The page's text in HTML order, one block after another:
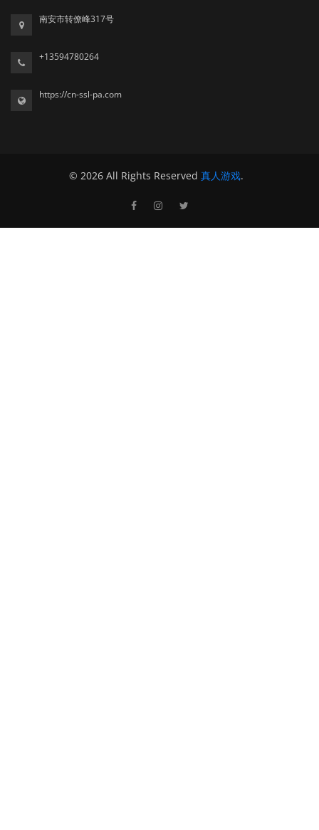
南安市转僚峰317号
+13594780264
https://cn-ssl-pa.com
© 2026 All Rights Reserved 真人游戏.